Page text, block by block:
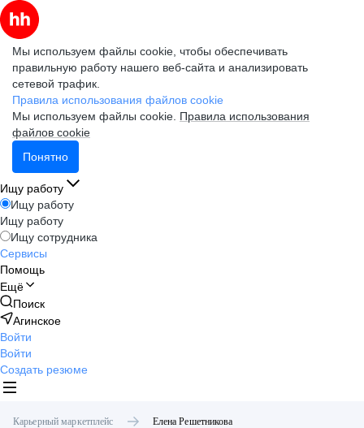
Мы используем файлы cookie, чтобы обеспечивать
правильную работу нашего веб-сайта и анализировать
сетевой трафик.
Правила использования файлов cookie
Мы используем файлы cookie. Правила использования
файлов cookie
Понятно
Ищу работу
Ищу работу
Ищу работу
Ищу сотрудника
Сервисы
Помощь
Ещё
Поиск
Агинское
Войти
Войти
Создать резюме
Карьерный маркетплейс Елена Решетникова